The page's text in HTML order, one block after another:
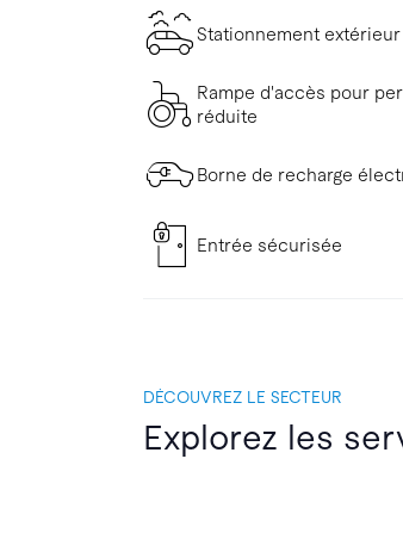
Stationnement extérieur
Rampe d'accès pour
réduite
Borne de recharge
Entrée sécurisée
DÉCOUVREZ LE SECTEUR
Explorez les